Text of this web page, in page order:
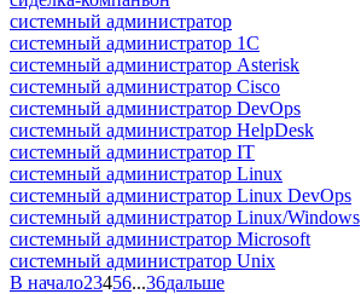
системный администратор
системный администратор 1С
системный администратор Asterisk
системный администратор Cisco
системный администратор DevOps
системный администратор HelpDesk
системный администратор IT
системный администратор Linux
системный администратор Linux DevOps
системный администратор Linux/Windows
системный администратор Microsoft
системный администратор Unix
В начало23456...36дальше